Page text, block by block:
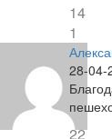
14
1
28-04-
22